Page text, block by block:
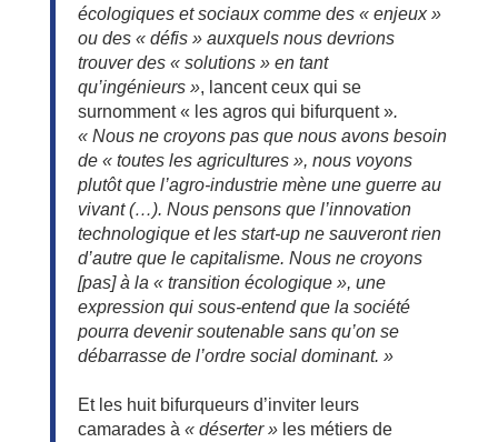
écologiques et sociaux comme des « enjeux »
ou des « défis » auxquels nous devrions
trouver des « solutions » en tant
qu’ingénieurs », lancent ceux qui se
surnomment « les agros qui bifurquent ».
« Nous ne croyons pas que nous avons besoin
de « toutes les agricultures », nous voyons
plutôt que l’agro-industrie mène une guerre au
vivant (…). Nous pensons que l’innovation
technologique et les start-up ne sauveront rien
d’autre que le capitalisme. Nous ne croyons
[pas] à la « transition écologique », une
expression qui sous-entend que la société
pourra devenir soutenable sans qu’on se
débarrasse de l’ordre social dominant. »
Et les huit bifurqueurs d’inviter leurs
camarades à « déserter »les métiers de